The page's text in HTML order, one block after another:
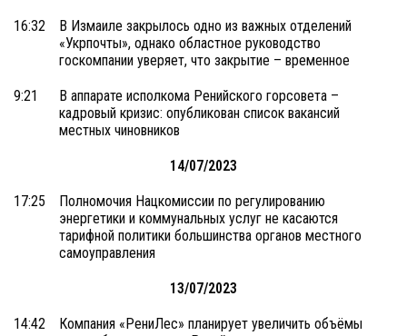
16:32
В Измаиле закрылось одно из важных отделений
«Укрпочты», однако областное руководство
госкомпании уверяет, что закрытие – временное
9:21
В аппарате исполкома Ренийского горсовета –
кадровый кризис: опубликован список вакансий
местных чиновников
14/07/2023
17:25
Полномочия Нацкомиссии по регулированию
энергетики и коммунальных услуг не касаются
тарифной политики большинства органов местного
самоуправления
13/07/2023
14:42
Компания «РениЛес» планирует увеличить объёмы